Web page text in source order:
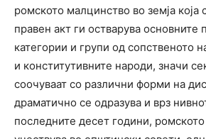
ромското малцинство во земја која
правен акт ги остварува основните
категории и групи од сопственото
и конститутивните народи, значи
соочуваат со различни форми на
драматично се одразува и врз
последните десет години,